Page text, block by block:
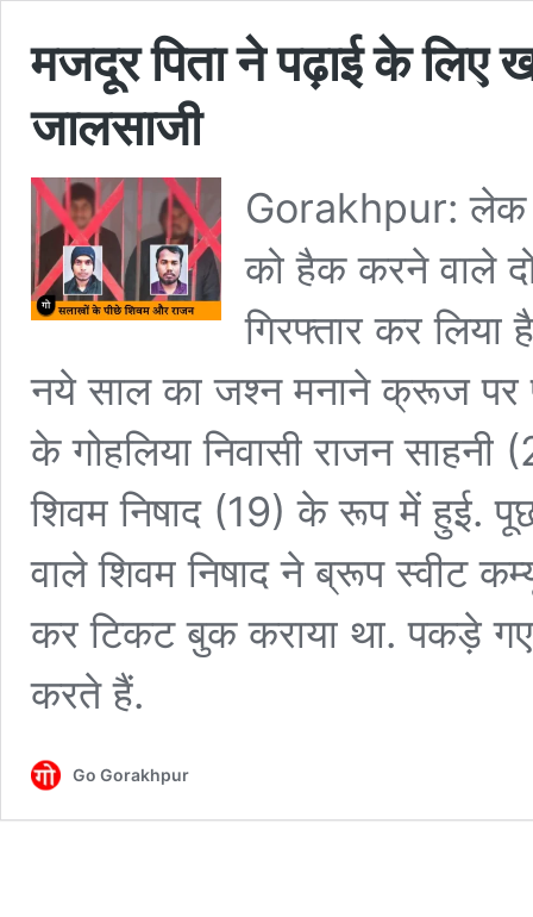
मजदूर पिता ने पढ़ाई के लिए
जालसाजी
Gorakhpur: लेक
को हैक करने वाले
गिरफ्तार कर
नये साल का जश्न मनाने क्रूज पर
के गोहलिया निवासी राजन
शिवम निषाद (19) के रूप में हुई.
वाले शिवम निषाद ने ब्रूप स्वीट
कर टिकट बुक कराया था. पकड़े गए
करते हैं.
Go Gorakhpur